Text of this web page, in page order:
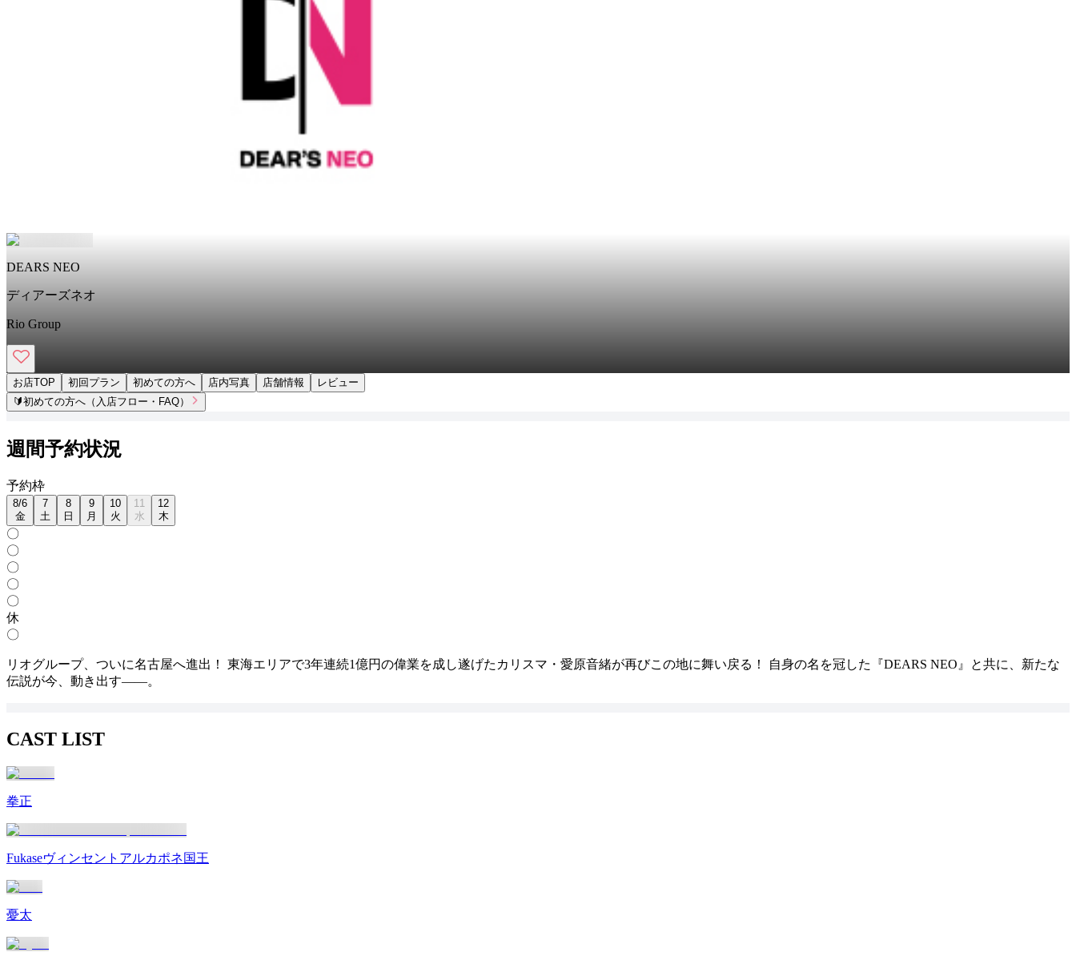
DEARS NEO
ディアーズネオ
Rio Group
お店TOP 初回プラン 初めての方へ 店内写真 店舗情報
レビュー
🔰初めての方へ（入店フロー・FAQ）
週間予約状況
予約枠
8/6
金
7
土
8
日
9
月
10
火
11
水
12
木
〇
〇
〇
〇
〇
休
〇
リオグループ、ついに名古屋へ進出！ 東海エリアで3年連続1億円の偉業を成し遂げたカリスマ・愛原音緒が再びこの地に舞い戻る！ 自身の名を冠した『DEARS NEO』と共に、新たな
伝説が今、動き出す――。
CAST LIST
拳正
Fukaseヴィンセントアルカポネ国王
憂太